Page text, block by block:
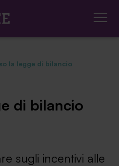
la legge di bilancio
di bilancio
sugli incentivi alle